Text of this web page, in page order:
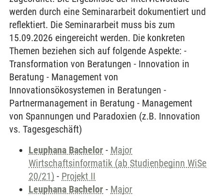
werden durch eine Seminararbeit dokumentiert und
reflektiert. Die Seminararbeit muss bis zum
15.09.2026 eingereicht werden. Die konkreten
Themen beziehen sich auf folgende Aspekte: -
Transformation von Beratungen - Innovation in
Beratung - Management von
Innovationsökosystemen in Beratungen -
Partnermanagement in Beratung - Management
von Spannungen und Paradoxien (z.B. Innovation
vs. Tagesgeschäft)
Leuphana Bachelor - Major
Wirtschaftsinformatik (ab Studienbeginn WiSe
20/21) - Projekt II
Leuphana Bachelor - Major